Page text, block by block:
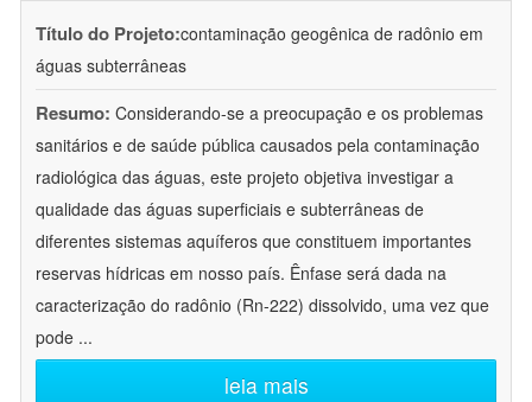
Título do Projeto:contaminação geogênica de radônio em
águas subterrâneas
Resumo: Considerando-se a preocupação e os problemas
sanitários e de saúde pública causados pela contaminação
radiológica das águas, este projeto objetiva investigar a
qualidade das águas superficiais e subterrâneas de
diferentes sistemas aquíferos que constituem importantes
reservas hídricas em nosso país. Ênfase será dada na
caracterização do radônio (Rn-222) dissolvido, uma vez que
pode ...
leia mais